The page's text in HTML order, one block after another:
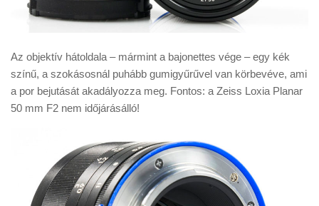
Az objektív hátoldala – mármint a bajonettes vége – egy kék
színű, a szokásosnál puhább gumigyűrűvel van körbevéve, ami
a por bejutását akadályozza meg. Fontos: a Zeiss Loxia Planar
50 mm F2 nem időjárásálló!